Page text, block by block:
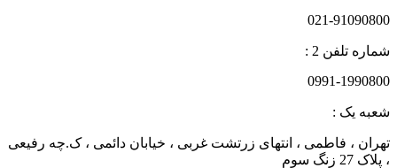
021-91090800
شماره تلفن 2 :
0991-1990800
شعبه یک :
تهران ، فاطمی ، انتهای زرتشت غربی ، خیابان دائمی ، ک.چه رفیعی
، پلاک 27 زنگ سوم